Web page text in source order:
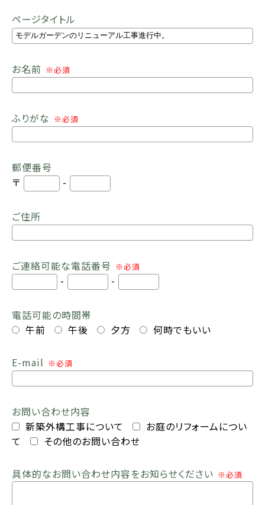
ページタイトル
お名前 ※必須
ふりがな ※必須
郵便番号
〒
-
ご住所
ご連絡可能な電話番号 ※必須
- -
電話可能の時間帯
午前
午後 夕方 何時でもいい
E-mail ※必須
お問い合わせ内容
新築外構工事について
お庭のリフォームについ
て
その他のお問い合わせ
具体的なお問い合わせ内容をお知らせください ※必須